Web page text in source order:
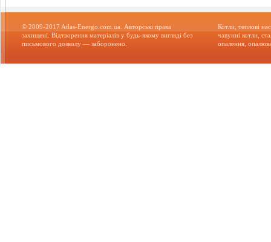
© 2009-2017 Atlas-Energo.com.ua. Авторські права
захищені. Відтворення матеріалів у будь-якому вигляді без
письмового дозволу — заборонено.
Котли, теплові
чавунні котли,
опалення,